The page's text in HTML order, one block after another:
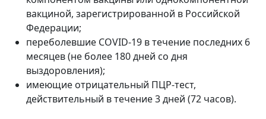
вакциной, зарегистрированной в Российской
Федерации;
переболевшие COVID-19 в течение последних 6
месяцев (не более 180 дней со дня
выздоровления);
имеющие отрицательный ПЦР-тест,
действительный в течение 3 дней (72 часов).